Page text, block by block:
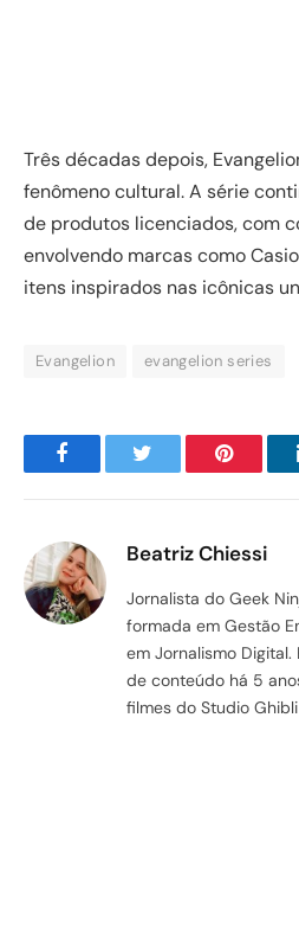
Três décadas depois,
fenômeno cultural. A série
de produtos licenciados, com
envolvendo marcas como
itens inspirados nas icônicas
Evangelion evangelion series
Facebook
Beatriz Chiessi
Jornalista do Geek
formada em Gestão
em Jornalismo
de conteúdo há 5
filmes do Studio